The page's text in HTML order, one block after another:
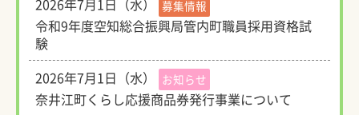
募集情報
令和9年度空知総合振興局管内町職員採用資格試
験
2026年7月1日（水）
お知らせ
奈井江町くらし応援商品券発行事業について